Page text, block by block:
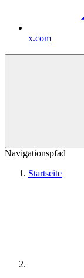
x.com
Navigationspfad
Startseite